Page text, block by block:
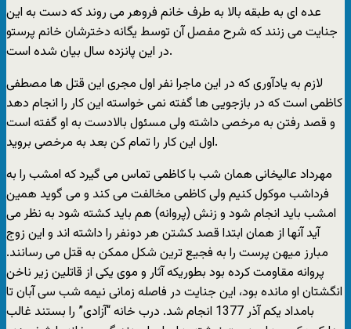
عده ای به طبقه بالا به طرف خانم فروهر می روند که دست به این
جنایت می زنند که شرح مفصل آن توسط یگانه دخترشان خانم پرستو
در این پانزده سال بیان شده است.
لازم به یادآوری که در این ماجرا نفر اول مجری این قتل ها مصطفی
کاظمی است که در بازجویی ها گفته نمی خواسته این کار را انجام دهد
و قصد رفتن به مرخصی داشته ولی مسئول بالادست به او گفته است
اول این کار را تمام کن بعد به مرخصی بروید.
مهرداد عالیخانی همان شب با کاظمی تماس می گیرد که امشب را به
فرداشب موکول کنیم ولی کاظمی مخالفت می کند و می گوید همین
امشب باید انجام شود و زنش (پروانه) هم باید کشته شود به نظر می
آید آنها از همان ابتدا قصد کشتن هر دونفر را داشته اند و این زوج
مبارز میهن پرست را به فجیع ترین شکل ممکن به قتل می رسانند.
پروانه مقاومت کرده بود بطوریکه آثار و موی یکی از قاتلین زیر ناخن
انگشتان او مانده بود، این جنایت در فاصله زمانی نیمه شب سی آبان تا
بامداد یکم آذر 1377 انجام شد. درب خانه “آزادی” را بستند غالب